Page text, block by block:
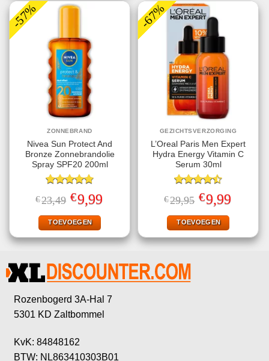
-57%
ZONNEBRAND
Nivea Sun Protect And
Bronze Zonnebrandolie
Spray SPF20 200ml
Gewaardeerd
4.78uit 5
€23,49 Oorspronkelijke
prijs
was:
€23,49.
€9,99Huidige
prijs
TOEVOEGEN
-67%
GEZICHTSVERZORGING
L’Oreal Paris Men Expert
Hydra Energy Vitamin C
Serum 30ml
Gewaardeerd
4.50uit 5
€29,95 Oorspronkelijke
prijs
was:
€29,95.
€9,99Huidige
prijs
TOEVOEGEN
Rozenbogerd 3A-Hal 7
5301 KD Zaltbommel
KvK: 84848162
BTW: NL863410303B01